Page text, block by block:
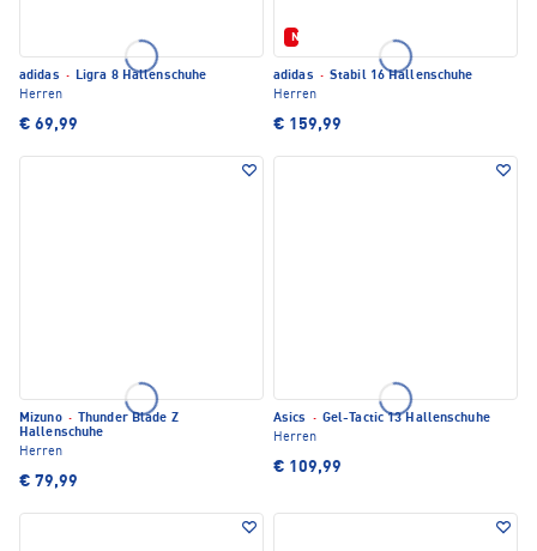
adidas · Ligra 8 Hallenschuhe
Herren
€ 69,99
Neu
adidas · Stabil 16 Hallenschuhe
Herren
€ 159,99
Mizuno ·
Thunder Blade Z
Hallenschuhe
Herren
€ 79,99
Asics · Gel-Tactic 13 Hallenschuhe
Herren
€ 109,99